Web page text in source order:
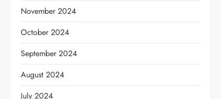
November 2024
October 2024
September 2024
August 2024
July 2024